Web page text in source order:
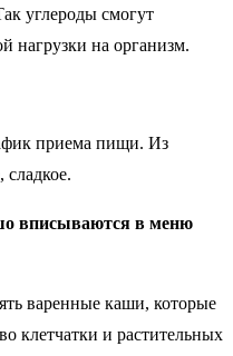
углероды смогут
нагрузки на организм.
приема пищи. Из
вписываются в меню
варенные каши, которые
клетчатки и растительных